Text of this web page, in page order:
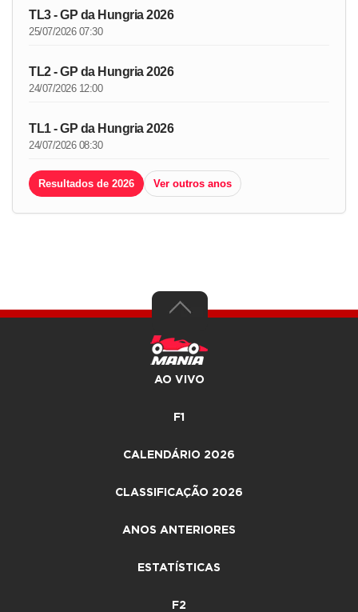
TL3 - GP da Hungria 2026
25/07/2026 07:30
TL2 - GP da Hungria 2026
24/07/2026 12:00
TL1 - GP da Hungria 2026
24/07/2026 08:30
Resultados de 2026 Ver outros anos
AO VIVO
F1
CALENDÁRIO 2026
CLASSIFICAÇÃO 2026
ANOS ANTERIORES
ESTATÍSTICAS
F2